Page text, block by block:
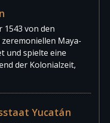
1543 von den
Maya-
und spielte eine
der Kolonialzeit,
Yucatán